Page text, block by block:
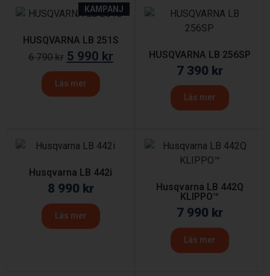
KAMPANJ
HUSQVARNA LB 251S
6 790kr 5 990 kr
Läs mer
HUSQVARNA LB 256SP
7 390 kr
Läs mer
Husqvarna LB 442i
8 990 kr
Läs mer
Husqvarna LB 442Q
KLIPPO™
7 990 kr
Läs mer